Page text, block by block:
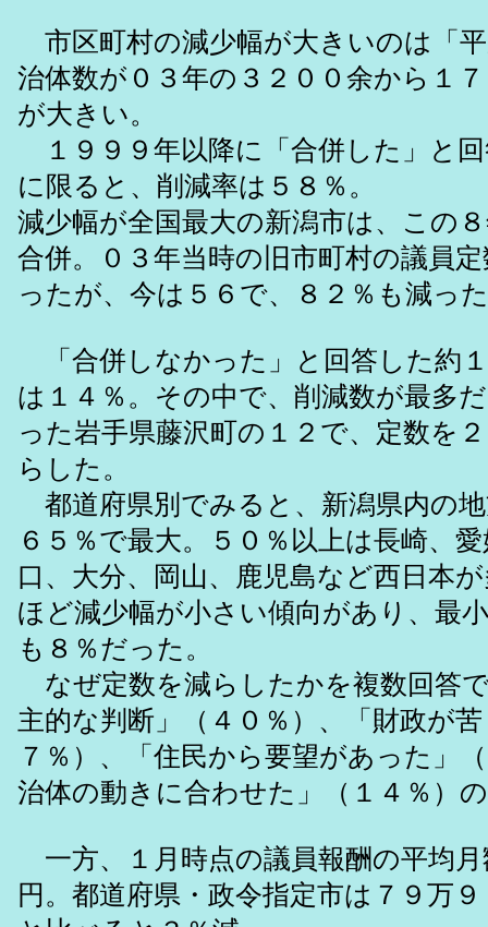
市区町村の減少幅が大きいのは「
治体数が０３年の３２００余から１
が大きい。
１９９９年以降に「合併した」と
に限ると、削減率は５８％。
減少幅が全国最大の新潟市は、この
合併。０３年当時の旧市町村の議員
ったが、今は５６で、８２％も減っ
「合併しなかった」と回答した約
は１４％。その中で、削減数が最多
った岩手県藤沢町の１２で、定数を
らした。
都道府県別でみると、新潟県内の
６５％で最大。５０％以上は長崎、
口、大分、岡山、鹿児島など西日本
ほど減少幅が小さい傾向があり、最
も８％だった。
なぜ定数を減らしたかを複数回答
主的な判断」（４０％）、「財政が
７％）、「住民から要望があった」
治体の動きに合わせた」（１４％）
一方、１月時点の議員報酬の平均
円。都道府県・政令指定市は７９万